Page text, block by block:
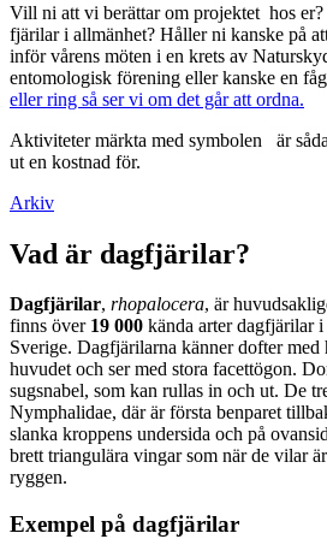
Vill ni att vi berättar om projektet hos
fjärilar i allmänhet? Håller ni kanske på
inför vårens möten i en krets av
entomologisk förening eller kanske en
eller ring så ser vi om det går att ordna.
Aktiviteter märkta med symbolen
är
ut en kostnad för.
Arkiv
Vad är dagfjärilar?
Dagfjärilar, rhopalocera, är
finns över 19 000 kända arter dagfjärilar
Sverige. Dagfjärilarna känner dofter med
huvudet och ser med stora facettögon.
sugsnabel, som kan rullas in och ut. De
Nymphalidae, där är första benparet
slanka kroppens undersida och på
brett triangulära vingar som när de vilar
ryggen.
Exempel på dagfjärilar